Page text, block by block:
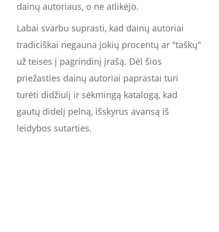
dainų autoriaus, o ne atlikėjo.
Labai svarbu suprasti, kad dainų autoriai
tradiciškai negauna jokių procentų ar "taškų"
už teises į pagrindinį įrašą. Dėl šios
priežasties dainų autoriai paprastai turi
turėti didžiulį ir sėkmingą katalogą, kad
gautų didelį pelną, išskyrus avansą iš
leidybos sutarties.